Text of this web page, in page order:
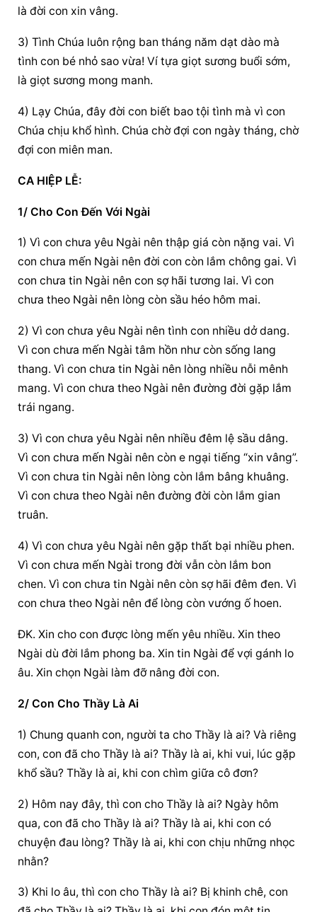
là đời con xin vâng.
3) Tình Chúa luôn rộng ban tháng năm dạt dào mà
tình con bé nhỏ sao vừa! Ví tựa giọt sương buổi sớm,
là giọt sương mong manh.
4) Lạy Chúa, đây đời con biết bao tội tình mà vì con
Chúa chịu khổ hình. Chúa chờ đợi con ngày tháng, chờ
đợi con miên man.
CA HIỆP LỄ:
1/ Cho Con Đến Với Ngài
1) Vì con chưa yêu Ngài nên thập giá còn nặng vai. Vì
con chưa mến Ngài nên đời con còn lắm chông gai. Vì
con chưa tin Ngài nên con sợ hãi tương lai. Vì con
chưa theo Ngài nên lòng còn sầu héo hôm mai.
2) Vì con chưa yêu Ngài nên tình con nhiều dở dang.
Vì con chưa mến Ngài tâm hồn như còn sống lang
thang. Vì con chưa tin Ngài nên lòng nhiều nỗi mênh
mang. Vì con chưa theo Ngài nên đường đời gặp lắm
trái ngang.
3) Vì con chưa yêu Ngài nên nhiều đêm lệ sầu dâng.
Vì con chưa mến Ngài nên còn e ngại tiếng “xin vâng”.
Vì con chưa tin Ngài nên lòng còn lắm bâng khuâng.
Vì con chưa theo Ngài nên đường đời còn lắm gian
truân.
4) Vì con chưa yêu Ngài nên gặp thất bại nhiều phen.
Vì con chưa mến Ngài trong đời vẫn còn lắm bon
chen. Vì con chưa tin Ngài nên còn sợ hãi đêm đen. Vì
con chưa theo Ngài nên để lòng còn vướng ố hoen.
ÐK. Xin cho con được lòng mến yêu nhiều. Xin theo
Ngài dù đời lắm phong ba. Xin tin Ngài để vợi gánh lo
âu. Xin chọn Ngài làm đỡ nâng đời con.
2/ Con Cho Thầy Là Ai
1) Chung quanh con, người ta cho Thầy là ai? Và riêng
con, con đã cho Thầy là ai? Thầy là ai, khi vui, lúc gặp
khổ sầu? Thầy là ai, khi con chìm giữa cô đơn?
2) Hôm nay đây, thì con cho Thầy là ai? Ngày hôm
qua, con đã cho Thầy là ai? Thầy là ai, khi con có
chuyện đau lòng? Thầy là ai, khi con chịu những nhọc
nhằn?
3) Khi lo âu, thì con cho Thầy là ai? Bị khinh chê, con